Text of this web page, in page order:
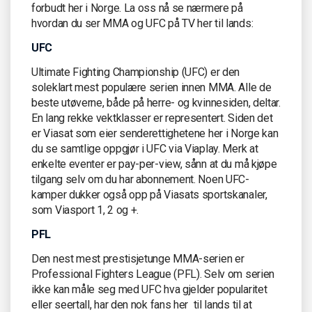
forbudt her i Norge. La oss nå se nærmere på
hvordan du ser MMA og UFC på TV her til lands:
UFC
Ultimate Fighting Championship (UFC) er den
soleklart mest populære serien innen MMA. Alle de
beste utøverne, både på herre- og kvinnesiden, deltar.
En lang rekke vektklasser er representert. Siden det
er Viasat som eier senderettighetene her i Norge kan
du se samtlige oppgjør i UFC via Viaplay. Merk at
enkelte eventer er pay-per-view, sånn at du må kjøpe
tilgang selv om du har abonnement. Noen UFC-
kamper dukker også opp på Viasats sportskanaler,
som Viasport 1, 2 og +.
PFL
Den nest mest prestisjetunge MMA-serien er
Professional Fighters League (PFL). Selv om serien
ikke kan måle seg med UFC hva gjelder popularitet
eller seertall, har den nok fans her til lands til at